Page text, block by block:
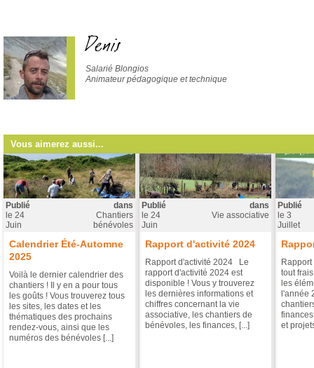
Denis
Salarié Blongios
Animateur pédagogique et technique
Vous aimerez aussi...
Publié
le 24
Juin
dans
Chantiers
bénévoles
Calendrier Été-Automne
2025
Voilà le dernier calendrier des
chantiers ! Il y en a pour tous
les goûts ! Vous trouverez tous
les sites, les dates et les
thématiques des prochains
rendez-vous, ainsi que les
numéros des bénévoles [...]
Publié
le 24
Juin
dans
Vie associative
Rapport d'activité 2024
Rapport d'activité 2024 Le
rapport d'activité 2024 est
disponible ! Vous y trouverez
les dernières informations et
chiffres concernant la vie
associative, les chantiers de
bénévoles, les finances, [...]
Publié
le 3
Juillet
tout
les
l'année
et